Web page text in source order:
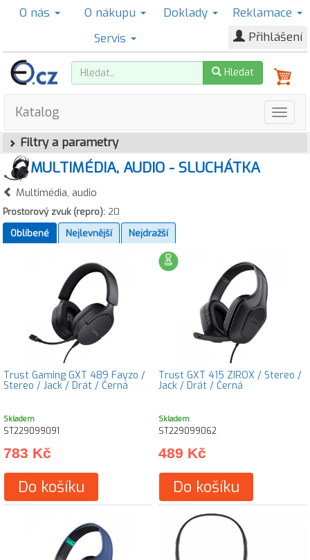
O nás O nákupu Doklady
Reklamace
Servis
Přihlášení
Hledat
Katalog
Filtry a parametry
MULTIMÉDIA, AUDIO - SLUCHÁTKA
Multimédia, audio
Prostorový zvuk (repro): 20
Oblíbené
Nejlevnější Nejdražší
Trust Gaming GXT 489 Fayzo /
Stereo / Jack / Drát / Černá
Skladem
ST229099091
783 Kč
Do košíku
Trust GXT 415 ZIROX / Stereo /
Jack / Drát / Černá
Skladem
ST229099062
489 Kč
Do košíku